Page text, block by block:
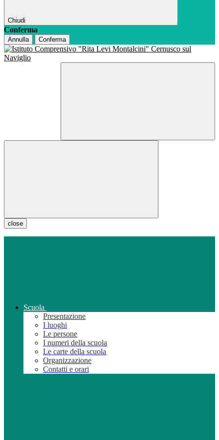
Chiudi
Conferma
Annulla Conferma
close
Scuola
Presentazione
I luoghi
Le persone
I numeri della scuola
Le carte della scuola
Organizzazione
Contatti e orari